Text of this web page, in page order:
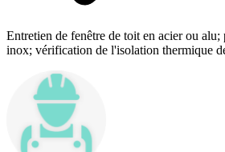
Entretien de fenêtre de toit en acier ou alu;
inox; vérification de l'isolation thermique